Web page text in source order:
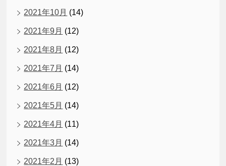
2021年10月 (14)
2021年9月 (12)
2021年8月 (12)
2021年7月 (14)
2021年6月 (12)
2021年5月 (14)
2021年4月 (11)
2021年3月 (14)
2021年2月 (13)